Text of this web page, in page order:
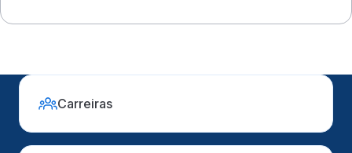
Carreiras